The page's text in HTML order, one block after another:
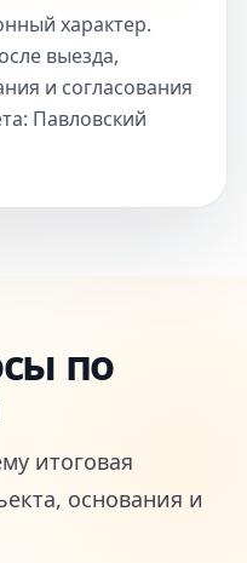
характер.
выезда,
и согласования
Павловский
по
итоговая
основания и